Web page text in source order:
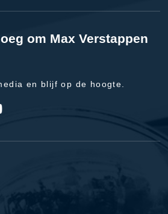
om Max Verstappen
en blijf op de hoogte.